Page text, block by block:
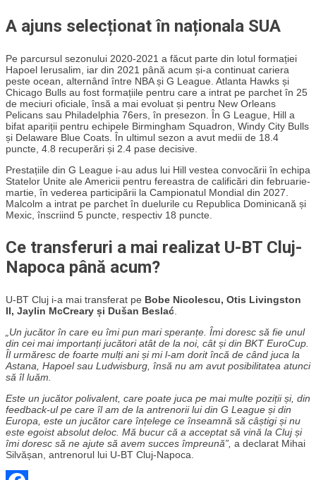
A ajuns selecționat în naționala SUA
Pe parcursul sezonului 2020-2021 a făcut parte din lotul formației
Hapoel Ierusalim, iar din 2021 până acum și-a continuat cariera
peste ocean, alternând între NBA și G League. Atlanta Hawks și
Chicago Bulls au fost formațiile pentru care a intrat pe parchet în 25
de meciuri oficiale, însă a mai evoluat și pentru New Orleans
Pelicans sau Philadelphia 76ers, în presezon. În G League, Hill a
bifat apariții pentru echipele Birmingham Squadron, Windy City Bulls
și Delaware Blue Coats. În ultimul sezon a avut medii de 18.4
puncte, 4.8 recuperări și 2.4 pase decisive.
Prestațiile din G League i-au adus lui Hill vestea convocării în echipa
Statelor Unite ale Americii pentru fereastra de calificări din februarie-
martie, în vederea participării la Campionatul Mondial din 2027.
Malcolm a intrat pe parchet în duelurile cu Republica Dominicană și
Mexic, înscriind 5 puncte, respectiv 18 puncte.
Ce transferuri a mai realizat U-BT Cluj-
Napoca până acum?
U-BT Cluj i-a mai transferat pe Bobe Nicolescu, Otis Livingston
II, Jaylin McCreary și Dušan Beslać
„Un jucător în care eu îmi pun mari speranțe. Îmi doresc să fie unul
din cei mai importanți jucători atât de la noi, cât și din BKT EuroCup.
Îl urmăresc de foarte mulți ani și mi l-am dorit încă de când juca la
Astana, Hapoel sau Ludwisburg, însă nu am avut posibilitatea atunci
să îl luăm.
Este un jucător polivalent, care poate juca pe mai multe poziții și, din
feedback-ul pe care îl am de la antrenorii lui din G League și din
Europa, este un jucător care înțelege ce înseamnă să câștigi și nu
este egoist absolut deloc. Mă bucur că a acceptat să vină la Cluj și
îmi doresc să ne ajute să avem succes împreună”, a declarat Mihai
Silvășan, antrenorul lui U-BT Cluj-Napoca.